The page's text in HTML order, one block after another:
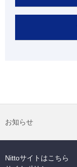
お知らせ
Nittoサイトはこちら